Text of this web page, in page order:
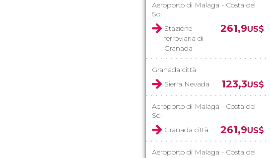
Aeroporto di Malaga - Costa del
Sol
Stazione
ferroviaria di
Granada
261,9US$
Granada città
Sierra Nevada
123,3US$
Aeroporto di Malaga - Costa del
Sol
Granada città
261,9US$
Aeroporto di Malaga - Costa del